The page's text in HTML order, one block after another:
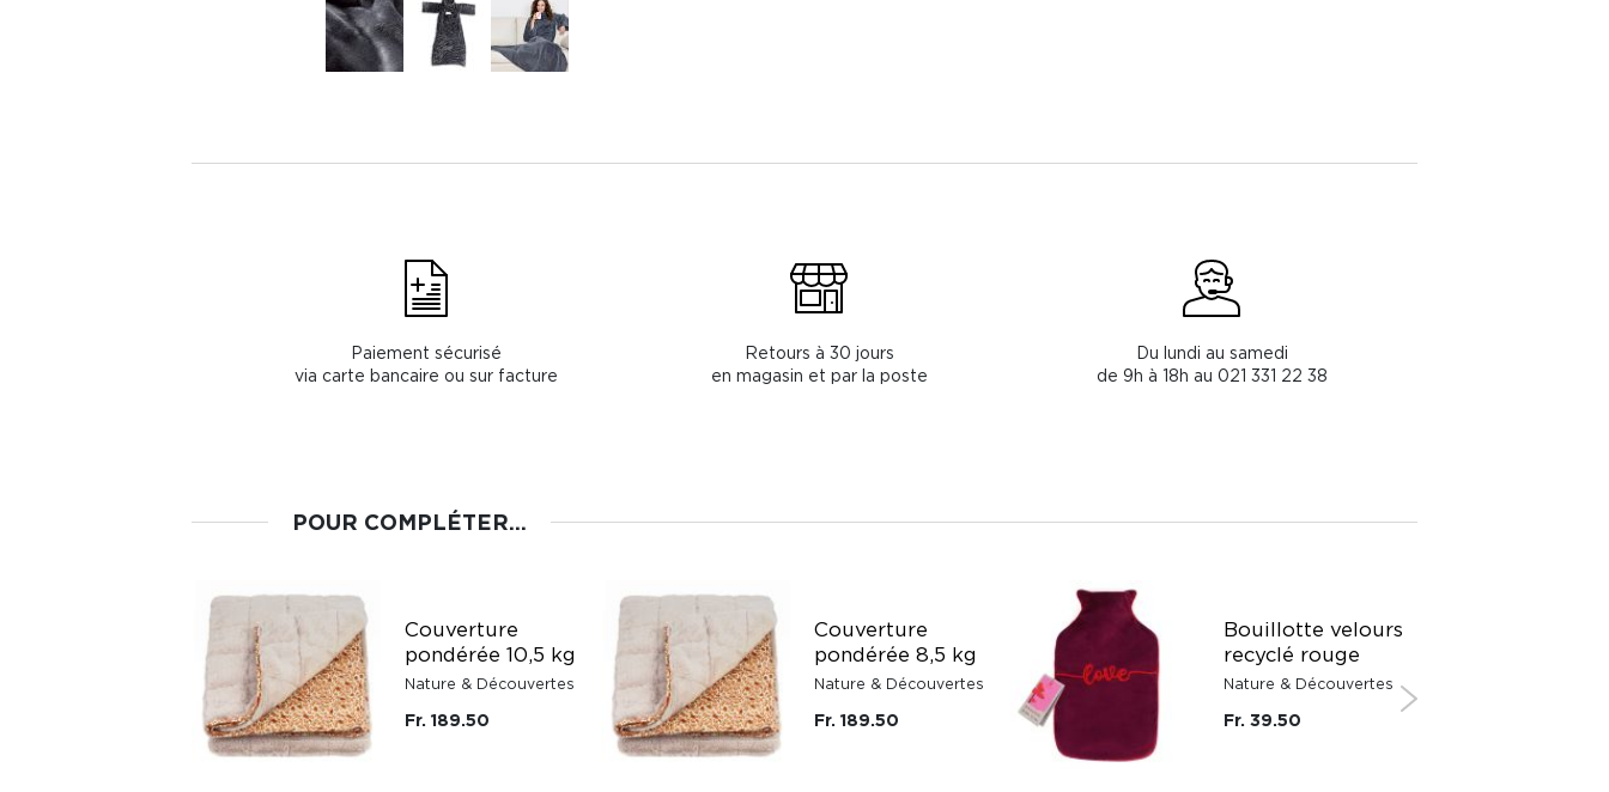
Paiement sécurisé
via carte bancaire ou sur facture
Retours à 30 jours
en magasin et par la poste
Du lundi au samedi
de 9h à 18h au 021 331 22 38
POUR COMPLÉTER...
Couverture
pondérée 10,5 kg
Nature & Découvertes
Fr. 189.50
Couverture
pondérée 8,5 kg
Nature & Découvertes
Fr. 189.50
Bouillotte velours
recyclé rouge
Nature & Découvertes
Fr. 39.50